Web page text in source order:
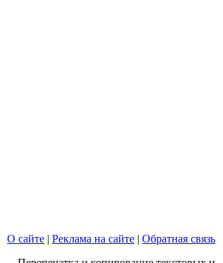
О сайте | Реклама на сайте | Обратная связь